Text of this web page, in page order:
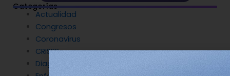
Categorías
Actualidad
Congresos
Coronavirus
CRISPR
Diagnóstico Genético